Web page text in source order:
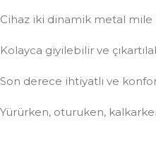
Cihaz iki dinamik metal mile
Kolayca giyilebilir ve
Son derece ihtiyatlı ve
Yürürken, oturuken,